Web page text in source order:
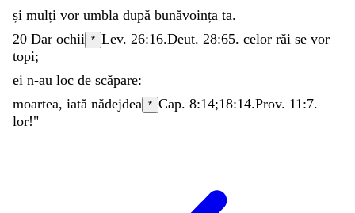
și mulți vor umbla după bunăvoința ta.
20 Dar ochii * Lev. 26:16.Deut. 28:65. celor răi se vor
topi;
ei n-au loc de scăpare:
moartea, iată nădejdea * Cap. 8:14;18:14.Prov. 11:7.
lor!"